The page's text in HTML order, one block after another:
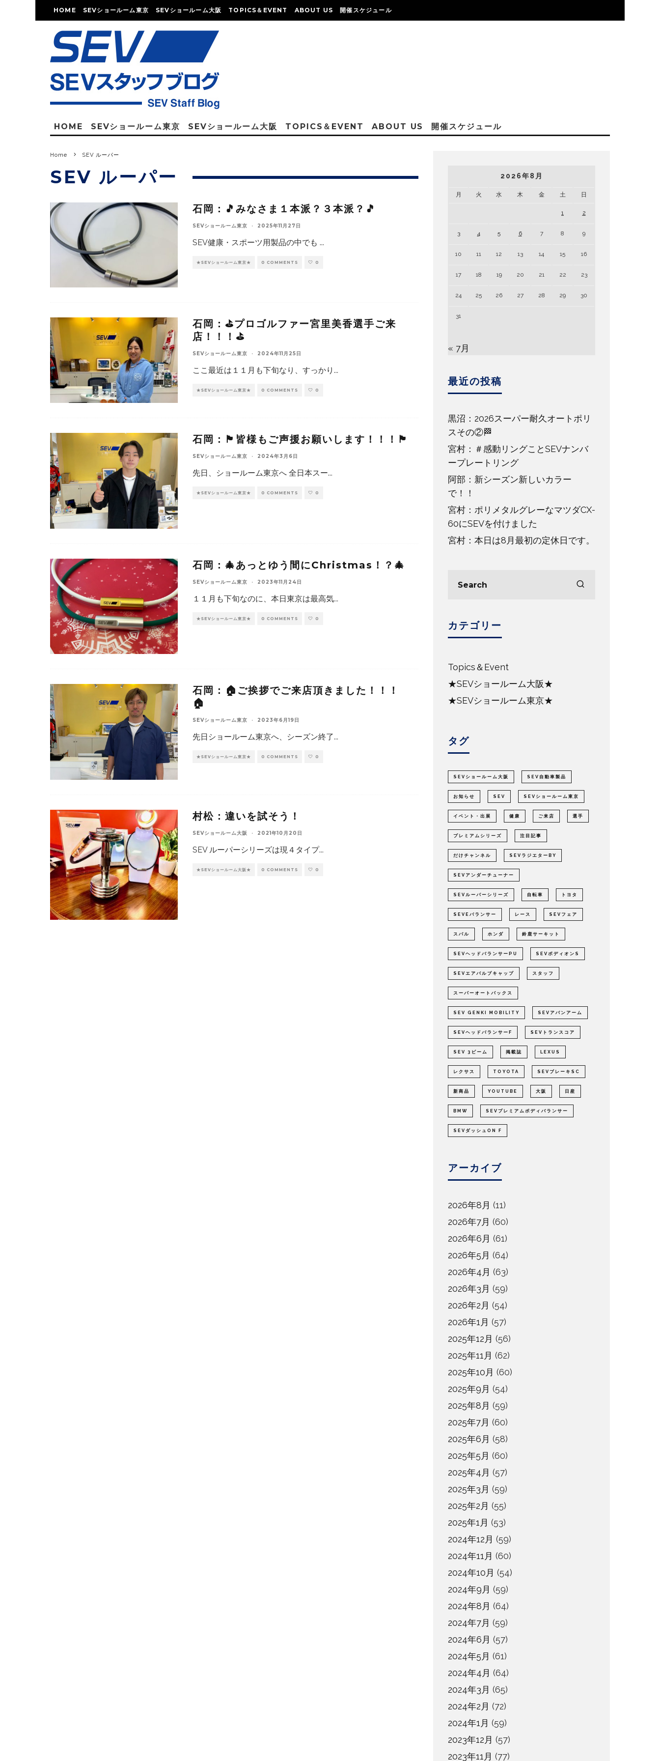
HOME SEVショールーム東京 SEVショールーム大阪 TOPICS＆EVENT ABOUT US 開催スケジュール
HOME SEVショールーム東京 SEVショールーム大阪 TOPICS＆EVENT ABOUT US 開催スケジュール
Home SEV ルーパー
SEV ルーパー
石岡：🎵みなさま１本派？３本派？🎵
SEVショールーム東京 · 2025年11月27日
SEV健康・スポーツ用製品の中でも ...
★SEVショールーム東京★ 0 COMMENTS 0
石岡：⛳プロゴルファー宮里美香選手ご来
店！！！⛳
SEVショールーム東京 · 2024年11月25日
ここ最近は１１月も下旬なり、すっかり ...
★SEVショールーム東京★ 0 COMMENTS 0
石岡：🏴皆様もご声援お願いします！！！🏴
SEVショールーム東京 · 2024年3月6日
先日、ショールーム東京へ 全日本スー...
★SEVショールーム東京★ 0 COMMENTS 0
石岡：🎄あっとゆう間にChristmas！？🎄
SEVショールーム東京 · 2023年11月24日
１１月も下旬なのに、本日東京は最高気...
★SEVショールーム東京★ 0 COMMENTS 0
石岡：🏠ご挨拶でご来店頂きました！！！
🏠
SEVショールーム東京 · 2023年6月19日
先日ショールーム東京へ、シーズン終了...
★SEVショールーム東京★ 0 COMMENTS 0
村松：違いを試そう！
SEVショールーム大阪 · 2021年10月20日
SEV ルーパーシリーズは現４タイプ...
★SEVショールーム大阪★ 0 COMMENTS 0
2026年8月
月 火 水 木 金 土 日
1 2
3 4 5 6 7 8 9
10 11 12 13 14 15 16
17 18 19 20 21 22 23
24 25 26 27 28 29 30
31
« 7月
最近の投稿
黒沼：2026スーパー耐久オートポリ
スその②🏁
宮村：＃感動リングことSEVナンバ
ープレートリング
阿部：新シーズン新しいカラー
で！！
宮村：ポリメタルグレーなマツダCX-
60にSEVを付けました
宮村：本日は8月最初の定休日です。
カテゴリー
Topics＆Event
★SEVショールーム大阪★
★SEVショールーム東京★
タグ
SEVショールーム大阪 SEV自動車製品
お知らせ SEV SEVショールーム東京
イベント・出展 健康 ご来店 選手
プレミアムシリーズ 注目記事
だけチャンネル SEVラジエターBY
SEVアンダーチューナー
SEVルーパーシリーズ 自転車 トヨタ
SEVEバランサー レース SEVフェア
スバル ホンダ 鈴鹿サーキット
SEVヘッドバランサーPU SEVボディオンS
SEVエアバルブキャップ スタッフ
スーパーオートバックス
SEV GENKI MOBILITY SEVアバンアーム
SEVヘッドバランサーF SEVトランスコア
SEV 3ビーム 掲載誌 LEXUS
レクサス TOYOTA SEVブレーキSC
新商品 YOUTUBE 大阪 日産
BMW SEVプレミアムボディバランサー
SEVダッシュON F
アーカイブ
2026年8月 (11)
2026年7月 (60)
2026年6月 (61)
2026年5月 (64)
2026年4月 (63)
2026年3月 (59)
2026年2月 (54)
2026年1月 (57)
2025年12月 (56)
2025年11月 (62)
2025年10月 (60)
2025年9月 (54)
2025年8月 (59)
2025年7月 (60)
2025年6月 (58)
2025年5月 (60)
2025年4月 (57)
2025年3月 (59)
2025年2月 (55)
2025年1月 (53)
2024年12月 (59)
2024年11月 (60)
2024年10月 (54)
2024年9月 (59)
2024年8月 (64)
2024年7月 (59)
2024年6月 (57)
2024年5月 (61)
2024年4月 (64)
2024年3月 (65)
2024年2月 (72)
2024年1月 (59)
2023年12月 (57)
2023年11月 (77)